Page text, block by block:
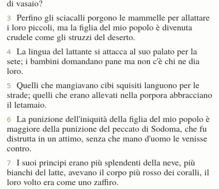
di vasaio?
3
Perfino gli sciacalli porgono le mammelle per allattare
i loro piccoli, ma la figlia del mio popolo è divenuta
crudele come gli struzzi del deserto.
4
La lingua del lattante si attacca al suo palato per la
sete; i bambini domandano pane ma non c'è chi ne dia
loro.
5
Quelli che mangiavano cibi squisiti languono per le
strade; quelli che erano allevati nella porpora abbracciano
il letamaio.
6
La punizione dell'iniquità della figlia del mio popolo è
maggiore della punizione del peccato di Sodoma, che fu
distrutta in un attimo, senza che mano d'uomo le venisse
contro.
7
I suoi principi erano più splendenti della neve, più
bianchi del latte, avevano il corpo più rosso dei coralli, il
loro volto era come uno zaffiro.